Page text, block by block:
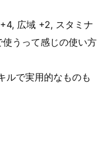
広域 +2, スタミナ
うって感じの使い方
ルで実用的なものも